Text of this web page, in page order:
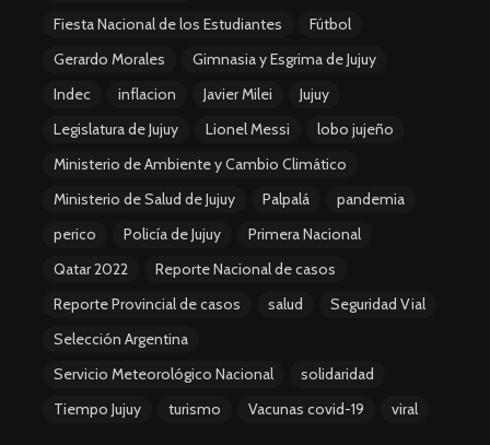
Fiesta Nacional de los Estudiantes
Fútbol
Gerardo Morales
Gimnasia y Esgrima de Jujuy
Indec
inflacion Javier Milei
Jujuy
Legislatura de Jujuy
Lionel Messi
lobo jujeño
Ministerio de Ambiente y Cambio Climático
Ministerio de Salud de Jujuy
Palpalá
pandemia
perico
Policía de Jujuy
Primera Nacional
Qatar 2022
Reporte Nacional de casos
Reporte Provincial de casos
salud
Seguridad Vial
Selección Argentina
Servicio Meteorológico Nacional
solidaridad
Tiempo Jujuy
turismo Vacunas covid-19 viral